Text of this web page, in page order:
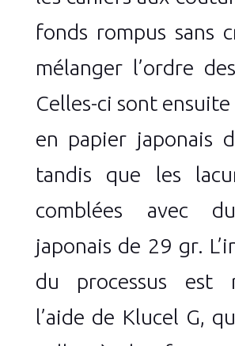
fonds rompus sans
mélanger l’ordre
Celles-ci sont
en papier japonais
tandis que les
comblées avec
japonais de 29 gr.
du processus est
l’aide de Klucel G,